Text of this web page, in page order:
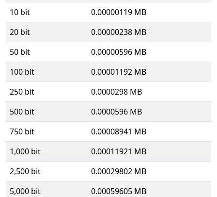
10 bit
0.00000119 MB
20 bit
0.00000238 MB
50 bit
0.00000596 MB
100 bit
0.00001192 MB
250 bit
0.0000298 MB
500 bit
0.0000596 MB
750 bit
0.00008941 MB
1,000 bit
0.00011921 MB
2,500 bit
0.00029802 MB
5,000 bit
0.00059605 MB